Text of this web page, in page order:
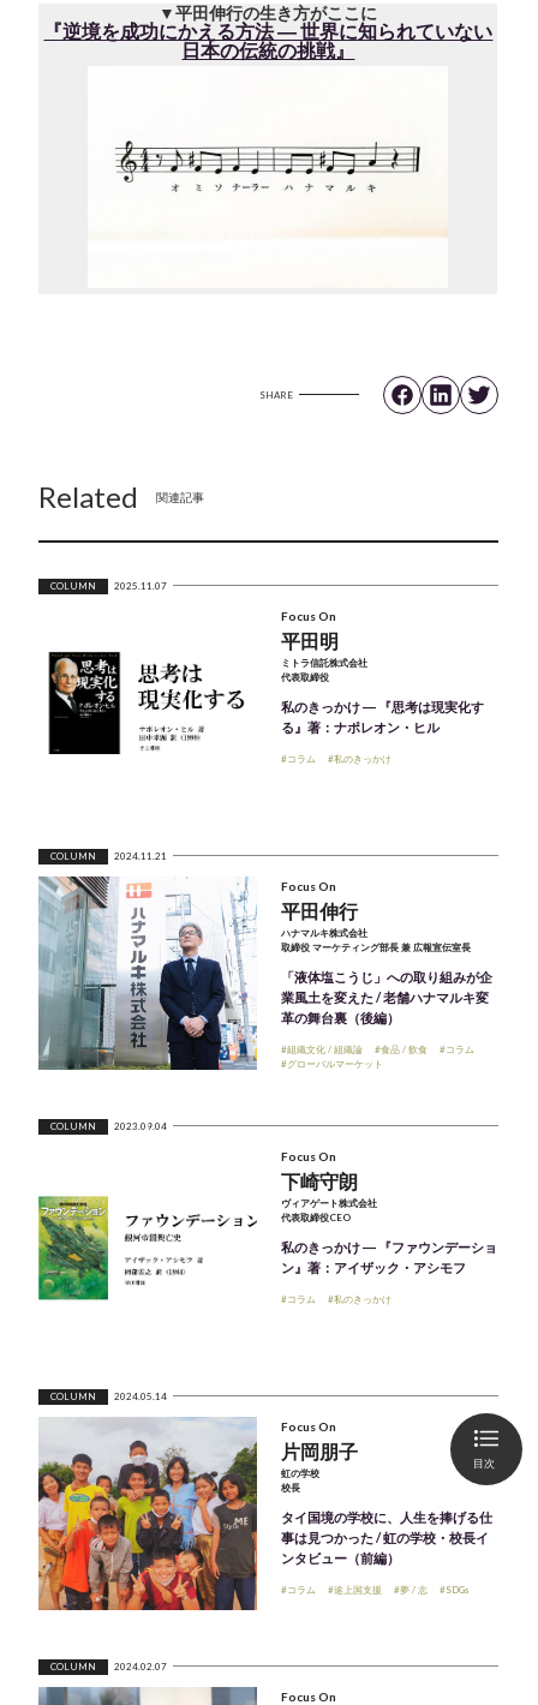
目次
▼平田伸行の生き方がここに
『逆境を成功にかえる方法 ― 世界に知られていない
日本の伝統の挑戦』
SHARE
Related関連記事
COLUMN 2025.11.07
Focus On
平田明
ミトラ信託株式会社
代表取締役
私のきっかけ ― 『思考は現実化す
る』著：ナポレオン・ヒル
#コラム #私のきっかけ
COLUMN 2024.11.21
Focus On
平田伸行
ハナマルキ株式会社
取締役 マーケティング部長 兼 広報宣伝室長
「液体塩こうじ」への取り組みが企
業風土を変えた / 老舗ハナマルキ変
革の舞台裏（後編）
#組織文化 / 組織論 #食品 / 飲食
#コラム
#グローバルマーケット
COLUMN 2023.09.04
Focus On
下崎守朗
ヴィアゲート株式会社
代表取締役CEO
私のきっかけ ― 『ファウンデーショ
ン』著：アイザック・アシモフ
#コラム #私のきっかけ
COLUMN 2024.05.14
Focus On
片岡朋子
虹の学校
校長
タイ国境の学校に、人生を捧げる仕
事は見つかった / 虹の学校・校長イ
ンタビュー（前編）
#コラム #途上国支援 #夢 / 志 #SDGs
COLUMN 2024.02.07
Focus On